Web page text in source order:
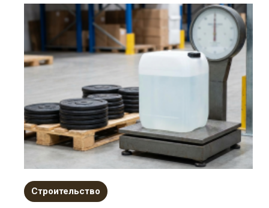
Строительство